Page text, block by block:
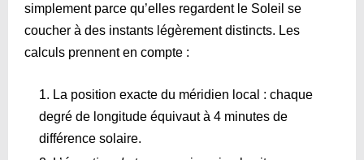
simplement parce qu’elles regardent le Soleil se
coucher à des instants légèrement distincts. Les
calculs prennent en compte :
La position exacte du méridien local : chaque
degré de longitude équivaut à 4 minutes de
différence solaire.